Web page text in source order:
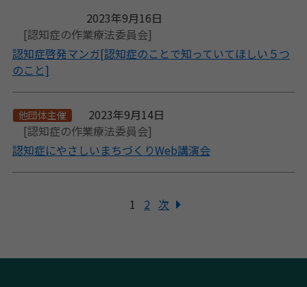
2023年9月16日
[認知症の作業療法委員会]
認知症啓発マンガ[認知症のことで知っていてほしい５つ
のこと]
他団体主催
2023年9月14日
[認知症の作業療法委員会]
認知症にやさしいまちづくりWeb講演会
1 2 次